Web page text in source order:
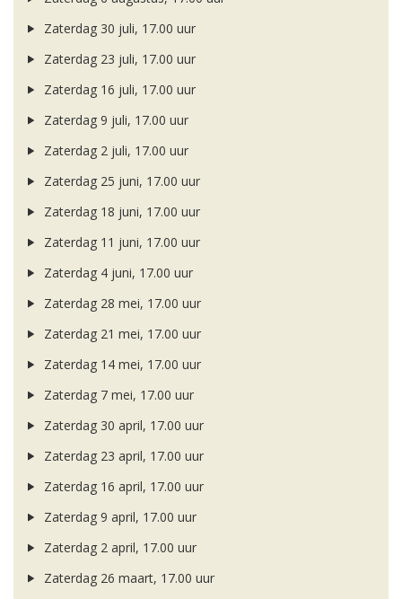
Zaterdag 30 juli, 17.00 uur
Zaterdag 23 juli, 17.00 uur
Zaterdag 16 juli, 17.00 uur
Zaterdag 9 juli, 17.00 uur
Zaterdag 2 juli, 17.00 uur
Zaterdag 25 juni, 17.00 uur
Zaterdag 18 juni, 17.00 uur
Zaterdag 11 juni, 17.00 uur
Zaterdag 4 juni, 17.00 uur
Zaterdag 28 mei, 17.00 uur
Zaterdag 21 mei, 17.00 uur
Zaterdag 14 mei, 17.00 uur
Zaterdag 7 mei, 17.00 uur
Zaterdag 30 april, 17.00 uur
Zaterdag 23 april, 17.00 uur
Zaterdag 16 april, 17.00 uur
Zaterdag 9 april, 17.00 uur
Zaterdag 2 april, 17.00 uur
Zaterdag 26 maart, 17.00 uur